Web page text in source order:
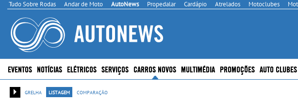
Tudo Sobre Rodas Andar de Moto AutoNews Propedalar Cardápio Atrelados Motoclubes
EVENTOS NOTÍCIAS ELÉTRICOS SERVIÇOS CARROS NOVOS MULTIMÉDIA PROMOÇÕES AUTO CLUBES
grelha listagem comparação